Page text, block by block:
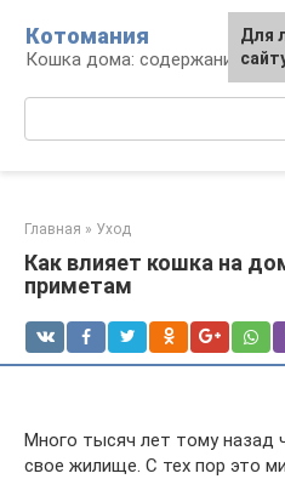
контенту
Котомания
Кошка дома: содержание и
Главная » Уход
Как влияет кошка на
приметам
Много тысяч лет тому назад
свое жилище. С тех пор это
Для